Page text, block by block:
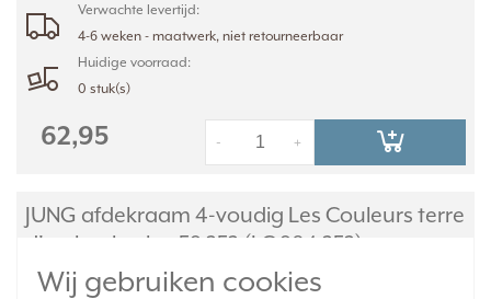
Wij gebruiken cookies
Verwachte levertijd:
4-6 weken - maatwerk, niet retourneerbaar
Huidige voorraad:
0 stuk(s)
62,95 +
-
JUNG afdekraam 4-voudig Les Couleurs terre
d'ombre brulee 59 252 (LC 984 252)